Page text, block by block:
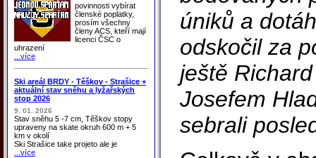
povinnosti vybírat
členské poplatky,
prosím všechny
členy ACS, kteří mají
licenci ČSC o
uhrazení
...více
Ski areál BRDY - Těškov - Strašice +
aktuální stav sněhu a lyžařských
stop 2026
9. 01. 2026
Stav sněhu 5 -7 cm, Těškov stopy
upraveny na skate okruh 600 m + 5
km v okolí
Ski Strašice take projeto ale je
...více
úniků a
odskočil za
ještě
Josefem
sebrali